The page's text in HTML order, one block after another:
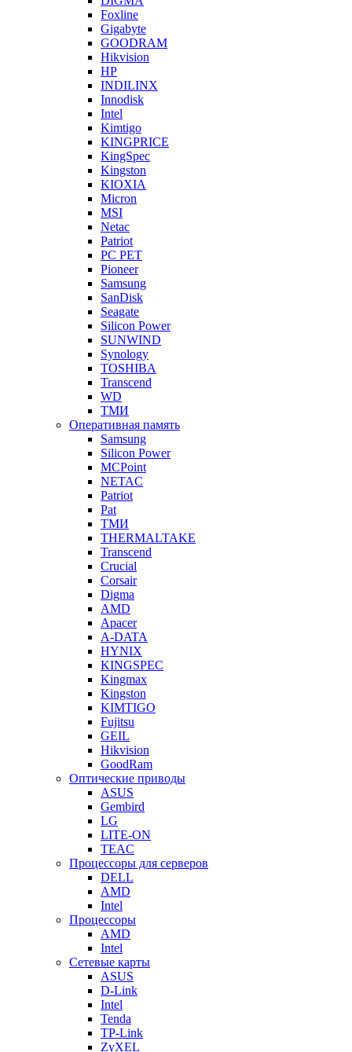
Foxline
Gigabyte
GOODRAM
Hikvision
HP
INDILINX
Innodisk
Intel
Kimtigo
KINGPRICE
KingSpec
Kingston
KIOXIA
Micron
MSI
Netac
Patriot
PC PET
Pioneer
Samsung
SanDisk
Seagate
Silicon Power
SUNWIND
Synology
TOSHIBA
Transcend
WD
ТМИ
Оперативная память
Samsung
Silicon Power
MCPoint
NETAC
Patriot
Pat
ТМИ
THERMALTAKE
Transcend
Crucial
Corsair
Digma
AMD
Apacer
A-DATA
HYNIX
KINGSPEC
Kingmax
Kingston
KIMTIGO
Fujitsu
GEIL
Hikvision
GoodRam
Оптические приводы
ASUS
Gembird
LG
LITE-ON
TEAC
Процессоры для серверов
DELL
AMD
Intel
Процессоры
AMD
Intel
Сетевые карты
ASUS
D-Link
Intel
Tenda
TP-Link
ZyXEL